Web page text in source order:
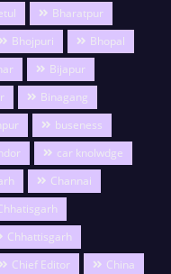
Bharatpur
Bhojpuri
Bhopal
Bijapur
Binagang
buseness
car knolwdge
Channai
Chhattisgarh
Chief Editor
China